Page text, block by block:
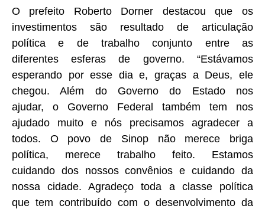
O prefeito Roberto Dorner destacou que os
investimentos são resultado de articulação
política e de trabalho conjunto entre as
diferentes esferas de governo. “Estávamos
esperando por esse dia e, graças a Deus, ele
chegou. Além do Governo do Estado nos
ajudar, o Governo Federal também tem nos
ajudado muito e nós precisamos agradecer a
todos. O povo de Sinop não merece briga
política, merece trabalho feito. Estamos
cuidando dos nossos convênios e cuidando da
nossa cidade. Agradeço toda a classe política
que tem contribuído com o desenvolvimento da